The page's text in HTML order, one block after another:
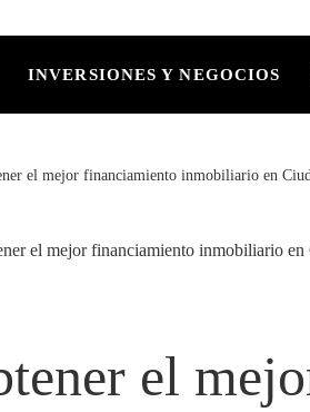
INVERSIONES Y NEGOCIOS
el mejor financiamiento inmobiliario en
el